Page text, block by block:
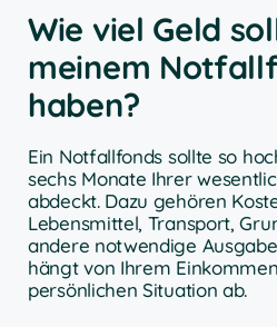
Wie viel Geld
meinem
haben?
Ein Notfallfonds sollte so
sechs Monate Ihrer
abdeckt. Dazu gehören
Lebensmittel, Transport,
andere notwendige
hängt von Ihrem
persönlichen Situation ab.